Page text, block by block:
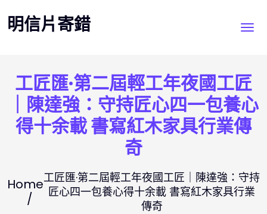
to
content
明信片寄錯
工匠匯·第二屆輕工年夜國工匠
｜陳達強：守持匠心四一包養心
得十余載 書寫紅木家具行業傳
奇
Home工匠匯·第二屆輕工年夜國工匠｜陳達強：守持
匠心四一包養心得十余載 書寫紅木家具行業
傳奇